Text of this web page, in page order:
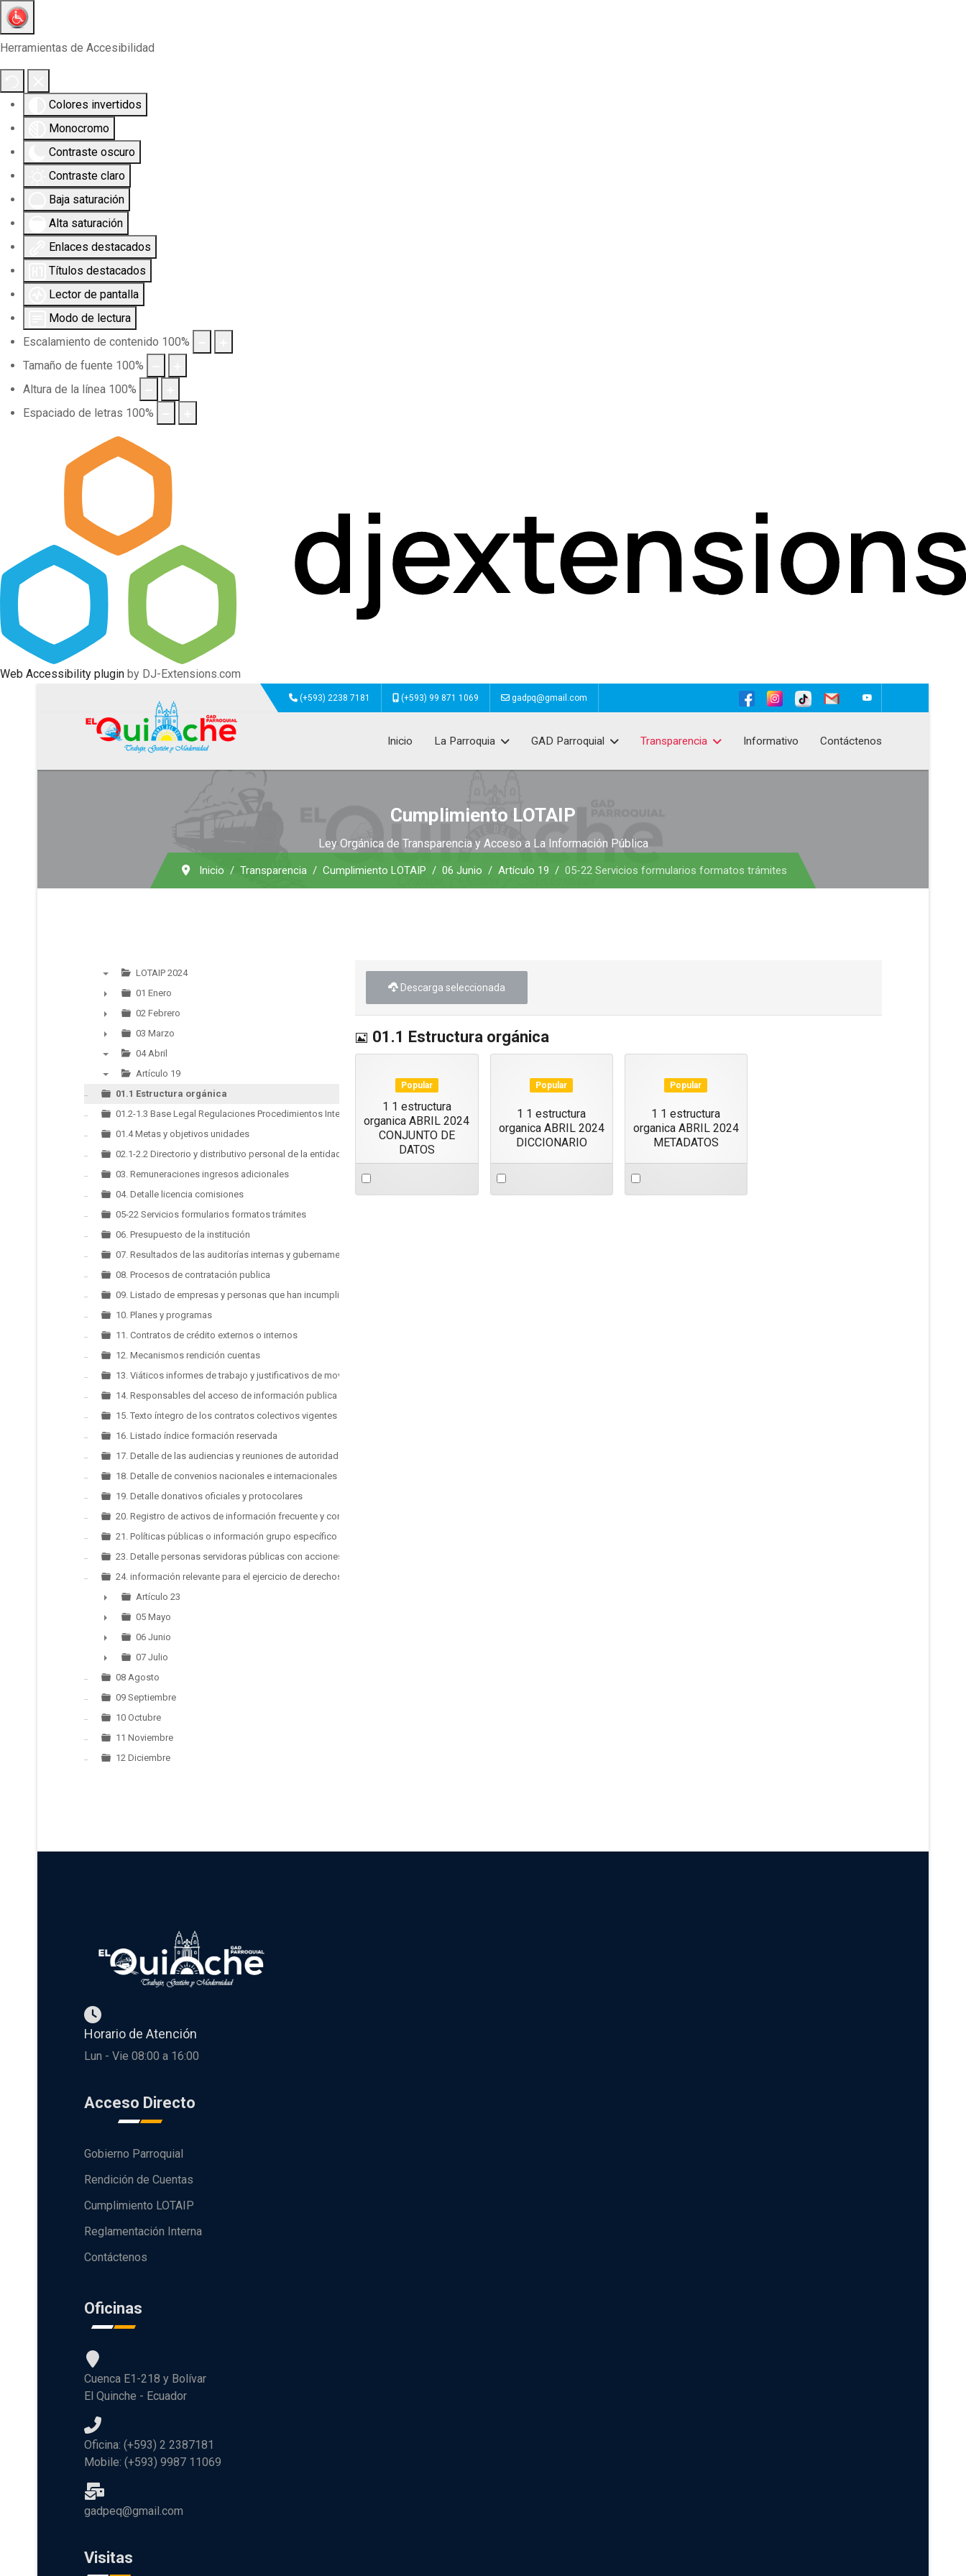
Herramientas de Accesibilidad
Colores invertidos
Monocromo
Contraste oscuro
Contraste claro
Baja saturación
Alta saturación
Enlaces destacados
Títulos destacados
Lector de pantalla
Modo de lectura
Escalamiento de contenido 100%
Tamaño de fuente 100%
Altura de la línea 100%
Espaciado de letras 100%
Web Accessibility plugin by DJ-Extensions.com
(+593) 2238 7181 (+593) 99 871 1069 gadpq@gmail.com
Inicio La Parroquia GAD Parroquial Transparencia Informativo Contáctenos
Cumplimiento LOTAIP
Ley Orgánica de Transparencia y Acceso a La Información Pública
Inicio Transparencia Cumplimiento LOTAIP 06 Junio Artículo 19 05-22 Servicios formularios formatos trámites
▼
LOTAIP 2024
►
01 Enero
►
02 Febrero
►
03 Marzo
▼
04 Abril
▼
Artículo 19
01.1 Estructura orgánica
01.2-1.3 Base Legal Regulaciones Procedimientos Internos
01.4 Metas y objetivos unidades
02.1-2.2 Directorio y distributivo personal de la entidad
03. Remuneraciones ingresos adicionales
04. Detalle licencia comisiones
05-22 Servicios formularios formatos trámites
06. Presupuesto de la institución
07. Resultados de las auditorías internas y gubernamentales
08. Procesos de contratación publica
09. Listado de empresas y personas que han incumplido contratos
10. Planes y programas
11. Contratos de crédito externos o internos
12. Mecanismos rendición cuentas
13. Viáticos informes de trabajo y justificativos de movilización
14. Responsables del acceso de información publica
15. Texto íntegro de los contratos colectivos vigentes y reformas
16. Listado índice formación reservada
17. Detalle de las audiencias y reuniones de autoridades
18. Detalle de convenios nacionales e internacionales
19. Detalle donativos oficiales y protocolares
20. Registro de activos de información frecuente y complementaria
21. Políticas públicas o información grupo específico
23. Detalle personas servidoras públicas con acciones afirmativas
24. información relevante para el ejercicio de derechos ODS
►
Artículo 23
►
05 Mayo
►
06 Junio
►
07 Julio
08 Agosto
09 Septiembre
10 Octubre
11 Noviembre
12 Diciembre
Descarga seleccionada
Imagen
01.1 Estructura orgánica
Popular
1 1 estructura
organica ABRIL 2024
CONJUNTO DE
DATOS
Select
an
Popular
1 1 estructura
organica ABRIL 2024
DICCIONARIO
Select
an
Popular
1 1 estructura
organica ABRIL 2024
METADATOS
Select
an
Horario de Atención
Lun - Vie 08:00 a 16:00
Acceso Directo
Gobierno Parroquial
Rendición de Cuentas
Cumplimiento LOTAIP
Reglamentación Interna
Contáctenos
Oficinas
Cuenca E1-218 y Bolívar
El Quinche - Ecuador
Oficina: (+593) 2 2387181
Mobile: (+593) 9987 11069
gadpeq@gmail.com
Visitas